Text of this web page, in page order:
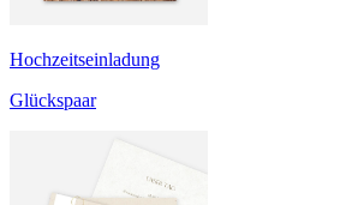
Hochzeitseinladung
Glückspaar